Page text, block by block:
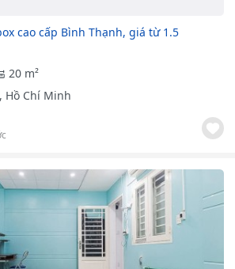
cao cấp Bình Thạnh, giá từ 1.5
20 m²
Hồ Chí Minh